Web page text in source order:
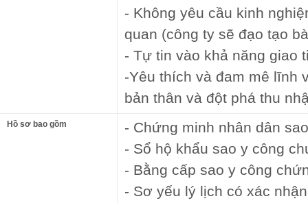
- Không yêu cầu kinh
quan (công ty sẽ đạo tạo
- Tự tin vào khả năng giao
-Yêu thích và đam mê lĩnh
bản thân và đột phá thu
Hồ sơ bao gồm
- Chứng minh nhân dân
- Sổ hộ khẩu sao y công
- Bằng cấp sao y công
- Sơ yếu lý lịch có xác